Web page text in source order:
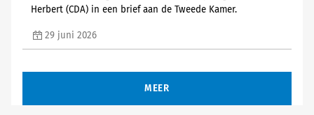
Herbert (CDA) in een brief aan de Tweede Kamer.
29 juni 2026
MEER